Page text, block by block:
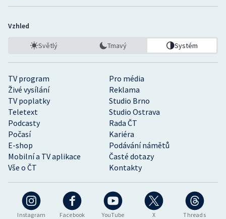
Instagram Facebook YouTube X Threads
TV program
Pro média
Živé vysílání
Reklama
TV poplatky
Studio Brno
Teletext
Studio Ostrava
Podcasty
Rada ČT
Počasí
Kariéra
E-shop
Podávání námětů
Mobilní a TV aplikace
Časté dotazy
Vše o ČT
Kontakty
Vzhled
Světlý Tmavý Systém